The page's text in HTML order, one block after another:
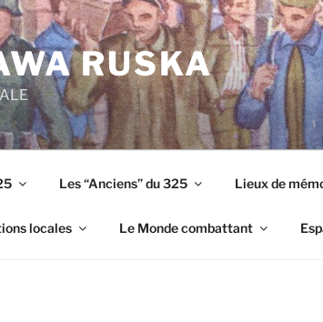
RUSKA
Les “Anciens” du 325 Lieux de
locales Le Monde combattant